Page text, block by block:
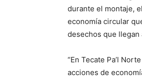
durante el montaje,
economía circular
desechos que
“En Tecate Pa’l
acciones de